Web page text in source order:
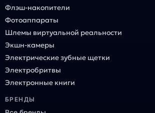
Флэш-накопители
Фотоаппараты
Шлемы виртуальной реальности
Экшн-камеры
Электрические зубные щетки
Электробритвы
Электронные книги
БРЕНДЫ